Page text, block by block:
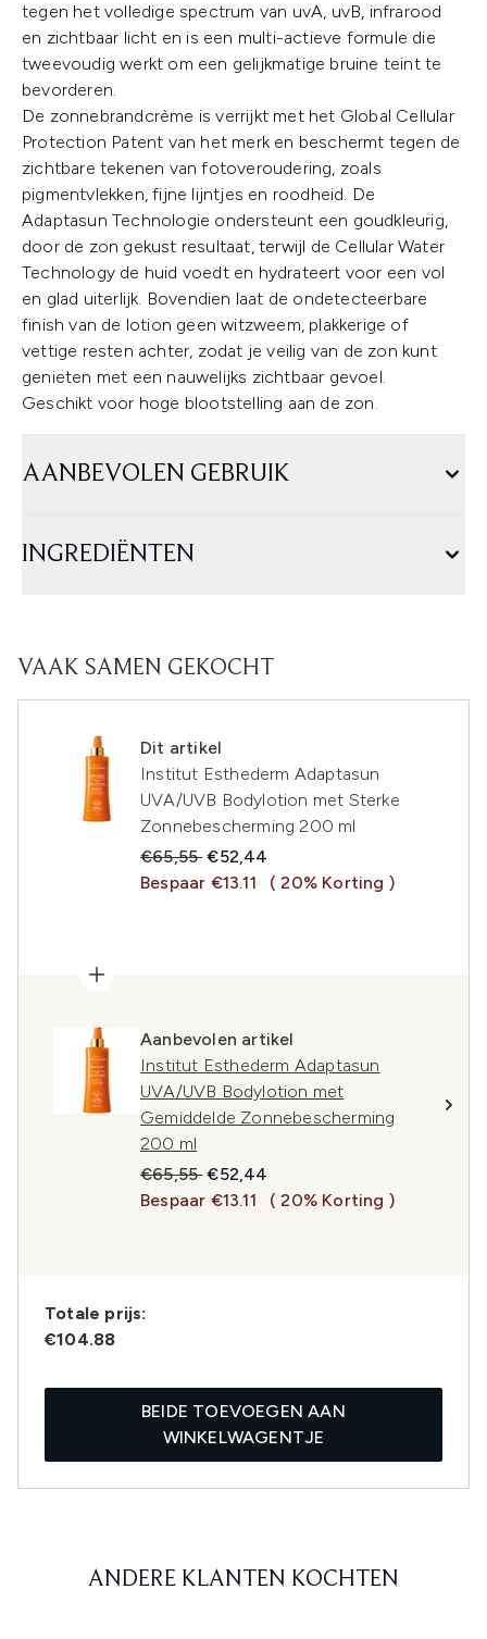
tegen het volledige spectrum van uvA, uvB, infrarood
en zichtbaar licht en is een multi-actieve formule die
tweevoudig werkt om een gelijkmatige bruine teint te
bevorderen.
De zonnebrandcrème is verrijkt met het Global Cellular
Protection Patent van het merk en beschermt tegen de
zichtbare tekenen van fotoveroudering, zoals
pigmentvlekken, fijne lijntjes en roodheid. De
Adaptasun Technologie ondersteunt een goudkleurig,
door de zon gekust resultaat, terwijl de Cellular Water
Technology de huid voedt en hydrateert voor een vol
en glad uiterlijk. Bovendien laat de ondetecteerbare
finish van de lotion geen witzweem, plakkerige of
vettige resten achter, zodat je veilig van de zon kunt
genieten met een nauwelijks zichtbaar gevoel.
Geschikt voor hoge blootstelling aan de zon.
AANBEVOLEN GEBRUIK
INGREDIËNTEN
VAAK SAMEN GEKOCHT
Dit artikel
Institut Esthederm Adaptasun
UVA/UVB Bodylotion met Sterke
Zonnebescherming 200 ml
Recommended Retail Price:
€65,55Huidige prijs:
€52,44
Bespaar €13.11
( 20% Korting )
Aanbevolen artikel
Institut Esthederm Adaptasun
UVA/UVB Bodylotion met
Gemiddelde Zonnebescherming
200 ml
Recommended Retail Price:
€65,55Huidige prijs:
€52,44
Bespaar €13.11
( 20% Korting )
Totale prijs:
€104.88
BEIDE TOEVOEGEN AAN
WINKELWAGENTJE
ANDERE KLANTEN KOCHTEN